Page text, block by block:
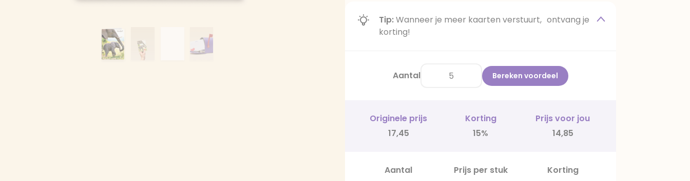
Tip:Wanneer je meer kaarten verstuurt, ontvang je
korting!
Aantal Bereken voordeel
Originele prijs Korting
Prijs voor jou
17,45
15% 14,85
Aantal Prijs per stuk
Korting